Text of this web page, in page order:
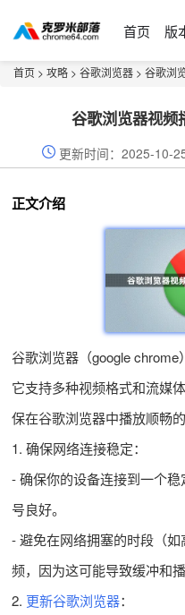
首页 版
首页 > 攻略 > 谷歌浏览器 > 谷歌浏
谷歌浏览器视频
更新时间：2025-10-
正文介绍
谷歌浏览器（google chrome
它支持多种视频格式和流媒
保在谷歌浏览器中播放顺畅的
1. 确保网络连接稳定：
- 确保你的设备连接到一个
号良好。
- 避免在网络拥塞的时段（
频，因为这可能导致缓冲和播
2. 更新谷歌浏览器：